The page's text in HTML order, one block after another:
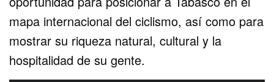
mapa internacional del ciclismo, así como para
mostrar su riqueza natural, cultural y la
hospitalidad de su gente.